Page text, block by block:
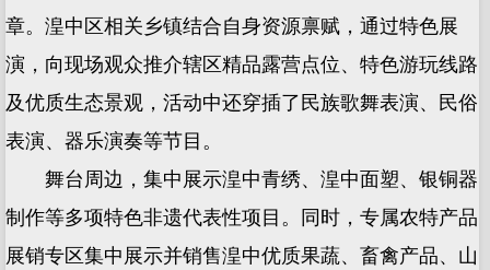
章。湟中区相关乡镇结合自身资源禀赋，通过特色展
演，向现场观众推介辖区精品露营点位、特色游玩线路
及优质生态景观，活动中还穿插了民族歌舞表演、民俗
表演、器乐演奏等节目。
舞台周边，集中展示湟中青绣、湟中面塑、银铜器
制作等多项特色非遗代表性项目。同时，专属农特产品
展销专区集中展示并销售湟中优质果蔬、畜禽产品、山